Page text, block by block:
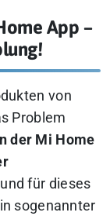
App –
von
Problem
der Mi Home
für dieses
sogenannter